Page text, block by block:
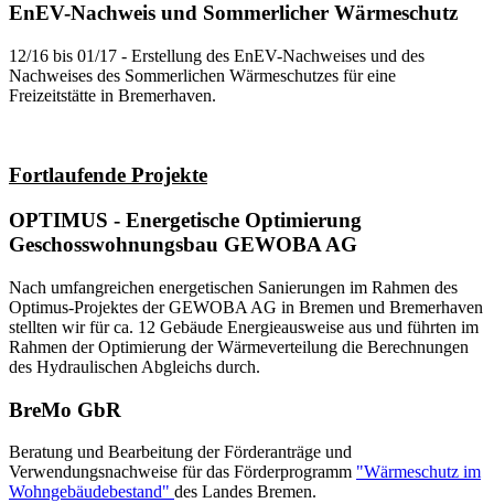
EnEV-Nachweis und Sommerlicher Wärmeschutz
12/16 bis 01/17 - Erstellung des EnEV-Nachweises und des
Nachweises des Sommerlichen Wärmeschutzes für eine
Freizeitstätte in Bremerhaven.
Fortlaufende Projekte
OPTIMUS - Energetische Optimierung
Geschosswohnungsbau GEWOBA AG
Nach umfangreichen energetischen Sanierungen im Rahmen des
Optimus-Projektes der GEWOBA AG in Bremen und Bremerhaven
stellten wir für ca. 12 Gebäude Energieausweise aus und führten im
Rahmen der Optimierung der Wärmeverteilung die Berechnungen
des Hydraulischen Abgleichs durch.
BreMo GbR
Beratung und Bearbeitung der Förderanträge und
Verwendungsnachweise für das Förderprogramm "Wärmeschutz im
Wohngebäudebestand" des Landes Bremen.